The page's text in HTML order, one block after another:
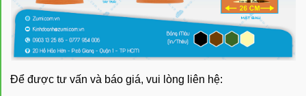
Để được tư vấn và báo giá, vui lòng liên hệ: